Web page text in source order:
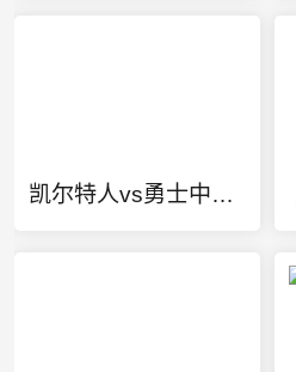
凯尔特人vs勇士中文网